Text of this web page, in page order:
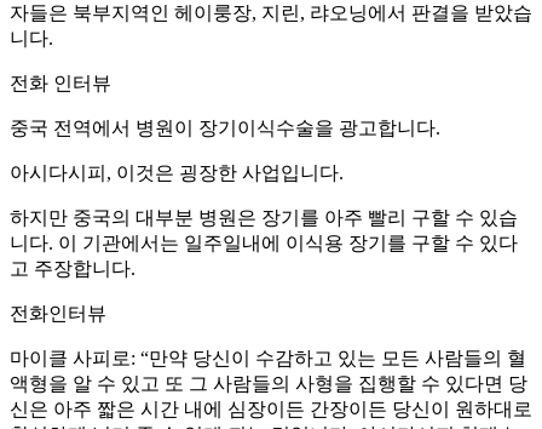
자들은 북부지역인 헤이룽장, 지린, 랴오닝에서 판결을 받았습
니다.
전화 인터뷰
중국 전역에서 병원이 장기이식수술을 광고합니다.
아시다시피, 이것은 굉장한 사업입니다.
하지만 중국의 대부분 병원은 장기를 아주 빨리 구할 수 있습
니다. 이 기관에서는 일주일내에 이식용 장기를 구할 수 있다
고 주장합니다.
전화인터뷰
마이클 사피로: “만약 당신이 수감하고 있는 모든 사람들의 혈
액형을 알 수 있고 또 그 사람들의 사형을 집행할 수 있다면 당
신은 아주 짧은 시간 내에 심장이든 간장이든 당신이 원하대로